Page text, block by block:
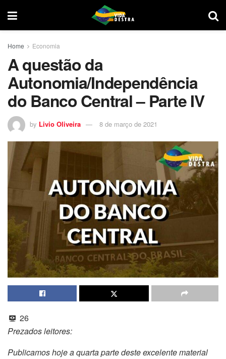
Home Economia
A questão da
Autonomia/Independência
do Banco Central – Parte IV
by Livio Oliveira 8 de março de 2021
26
Prezados leitores:
Publicamos hoje a quarta parte deste excelente material